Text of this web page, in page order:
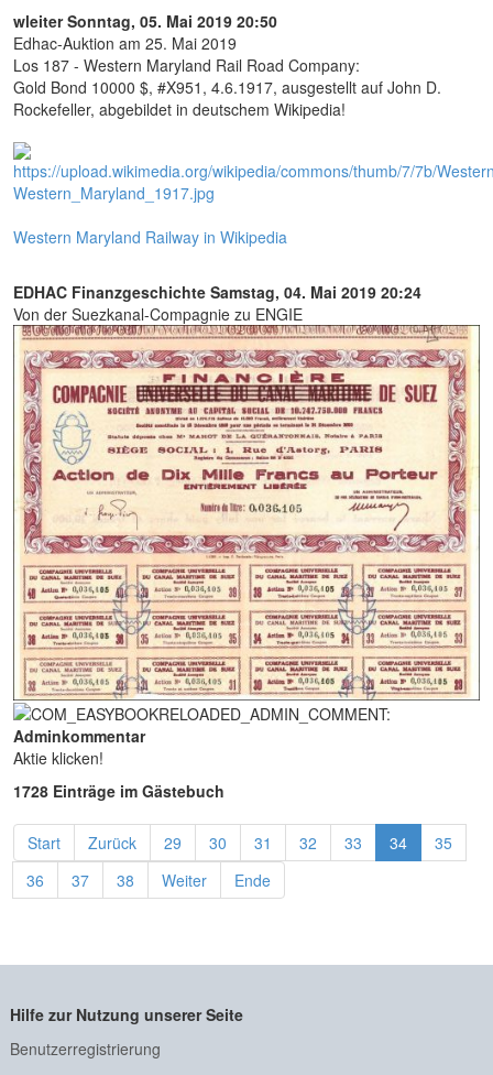
wleiterSonntag, 05. Mai 2019 20:50
Edhac-Auktion am 25. Mai 2019
Los 187 - Western Maryland Rail Road Company:
Gold Bond 10000 $, #X951, 4.6.1917, ausgestellt auf John D.
Rockefeller, abgebildet in deutschem Wikipedia!
Western Maryland Railway in Wikipedia
EDHAC FinanzgeschichteSamstag, 04. Mai 2019 20:24
Von der Suezkanal-Compagnie zu ENGIE
Adminkommentar
Aktie klicken!
1728 Einträge im Gästebuch
Start Zurück 29 30 31 32 33 34
35
36
37 38 Weiter Ende
Hilfe zur Nutzung unserer Seite
Benutzerregistrierung